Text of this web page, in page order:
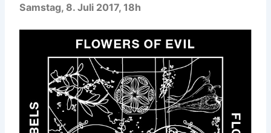
Samstag, 8. Juli 2017, 18h